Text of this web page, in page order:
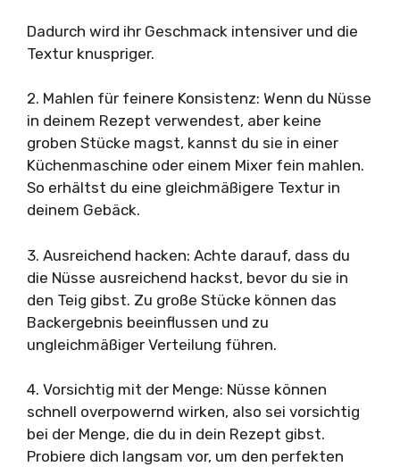
Dadurch wird ihr Geschmack intensiver und die
Textur knuspriger.
2. Mahlen für feinere Konsistenz: Wenn du Nüsse
in deinem Rezept verwendest, aber keine
groben Stücke magst, kannst du sie in einer
Küchenmaschine oder einem Mixer fein mahlen.
So erhältst du eine gleichmäßigere Textur in
deinem Gebäck.
3. Ausreichend hacken: Achte darauf, dass du
die Nüsse ausreichend hackst, bevor du sie in
den Teig gibst. Zu große Stücke können das
Backergebnis beeinflussen und zu
ungleichmäßiger Verteilung führen.
4. Vorsichtig mit der Menge: Nüsse können
schnell overpowernd wirken, also sei vorsichtig
bei der Menge, die du in dein Rezept gibst.
Probiere dich langsam vor, um den perfekten